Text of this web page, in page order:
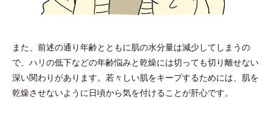
また、前述の通り年齢とともに肌の水分量は減少してしまうの
で、ハリの低下などの年齢悩みと乾燥には切っても切り離せない
深い関わりがあります。若々しい肌をキープするためには、肌を
乾燥させないように日頃から気を付けることが肝心です。